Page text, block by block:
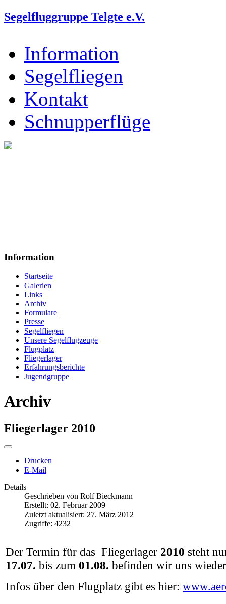
Segelfluggruppe Telgte e.V.
Information
Segelfliegen
Kontakt
Schnupperflüge
Information
Startseite
Galerien
Links
Archiv
Formulare
Presse
Segelfliegen
Unsere Segelflugzeuge
Flugplatz
Fliegerlager
Erfahrungsberichte
Jugendgruppe
Archiv
Fliegerlager 2010
Drucken
E-Mail
Details
Geschrieben von Rolf Bieckmann
Erstellt: 02. Februar 2009
Zuletzt aktualisiert: 27. März 2012
Zugriffe: 4232
Der Termin für das Fliegerlager 2010 steht
17.07. bis zum 01.08. befinden wir uns
Infos über den Flugplatz gibt es hier: